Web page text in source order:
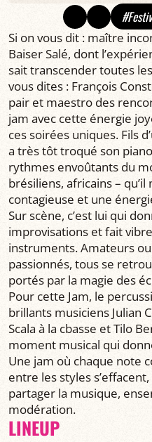
Si on vous dit : maître
Baiser Salé, dont
sait transcender toutes
vous dites : François
pair et maestro des
jam avec cette énergie
ces soirées uniques. Fils
a très tôt troqué son
rythmes envoûtants du
brésiliens, africains –
contagieuse et une
Sur scène, c’est lui qui
improvisations et fait
instruments. Amateurs
passionnés, tous se
portés par la magie des
Pour cette Jam, le
brillants musiciens Julian
Scala à la cbasse et Tilo
moment musical qui
Une jam où chaque note
entre les styles
partager la musique,
modération.
LINEUP